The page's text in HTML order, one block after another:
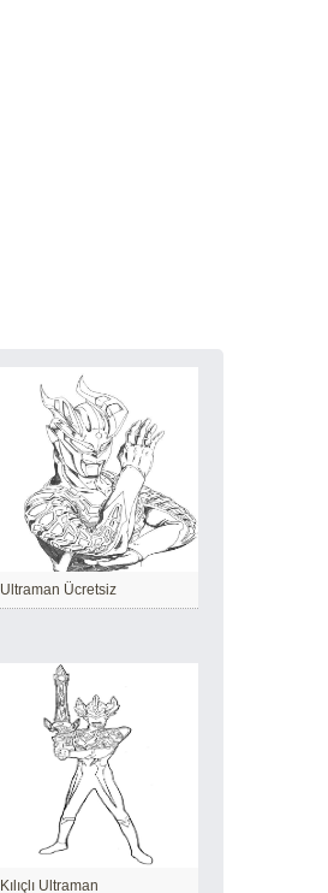
Ultraman Ücretsiz
Kılıçlı Ultraman